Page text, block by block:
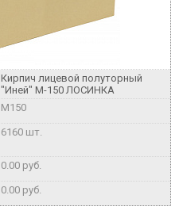
Кирпич лицевой полуторный
"Иней" М-150 ЛОСИНКА
M150
6160 шт.
0.00 руб.
0.00 руб.